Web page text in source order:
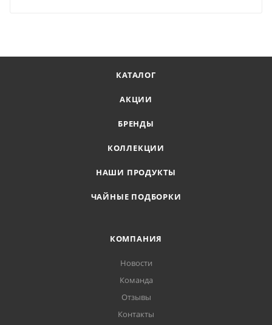
КАТАЛОГ
АКЦИИ
БРЕНДЫ
КОЛЛЕКЦИИ
НАШИ ПРОДУКТЫ
ЧАЙНЫЕ ПОДБОРКИ
КОМПАНИЯ
Новости
Команда
Отзывы
Контакты